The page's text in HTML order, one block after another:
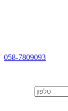
058-7809093